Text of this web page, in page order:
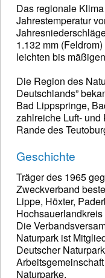
Das regionale
Jahrestemperatur
1.132 mm
leichten bis
Die Region des
Deutschlands”
Bad Lippspringe,
zahlreiche Luft-
Rande des
Geschichte
Träger des 1965
Zweckverband
Lippe, Höxter,
Die
Naturpark ist
Deutscher
Naturparke.